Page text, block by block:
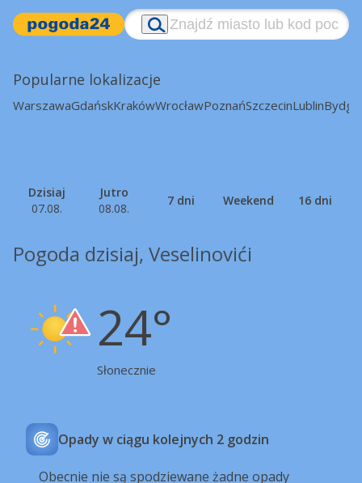
Popularne lokalizacje
WarszawaGdańskKrakówWrocławPoznańSzczecinLublin
Dzisiaj
07.08.
Jutro
08.08.
7 dni Weekend 16 dni
Pogoda dzisiaj, Veselinovići
24°
Słonecznie
Opady w ciągu kolejnych 2 godzin
Obecnie nie są spodziewane żadne opady